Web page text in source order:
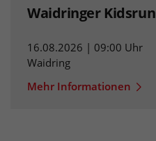
Waidringer Kidsrun
16.08.2026 | 09:00 Uhr
Waidring
Mehr Informationen